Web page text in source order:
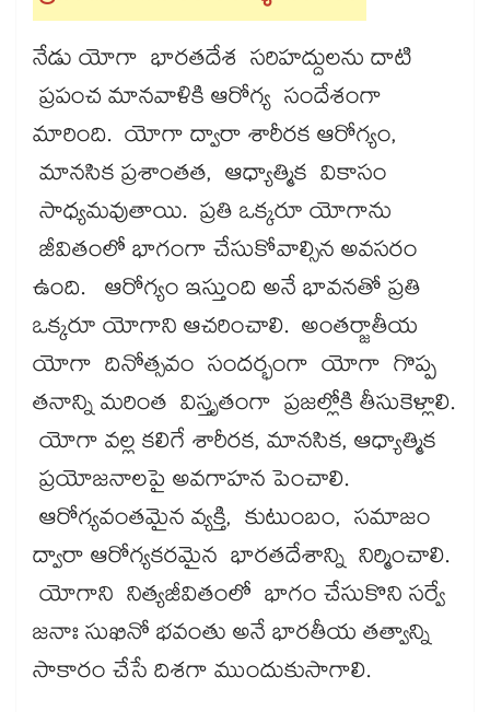
నేడు యోగా భారతదేశ సరిహద్దులను దాటి
ప్రపంచ మానవాళికి ఆరోగ్య సందేశంగా
మారింది. యోగా ద్వారా శారీరక ఆరోగ్యం,
మానసిక ప్రశాంతత, ఆధ్యాత్మిక వికాసం
సాధ్యమవుతాయి. ప్రతి ఒక్కరూ యోగాను
జీవితంలో భాగంగా చేసుకోవాల్సిన అవసరం
ఉంది. ఆరోగ్యం ఇస్తుంది అనే భావనతో ప్రతి
ఒక్కరూ యోగాని ఆచరించాలి. అంతర్జాతీయ
యోగా దినోత్సవం సందర్భంగా యోగా గొప్ప
తనాన్ని మరింత విస్తృతంగా ప్రజల్లోకి తీసుకెళ్లాలి.
యోగా వల్ల కలిగే శారీరక, మానసిక, ఆధ్యాత్మిక
ప్రయోజనాలపై అవగాహన పెంచాలి.
ఆరోగ్యవంతమైన వ్యక్తి, కుటుంబం, సమాజం
ద్వారా ఆరోగ్యకరమైన భారతదేశాన్ని నిర్మించాలి.
యోగాని నిత్యజీవితంలో భాగం చేసుకొని సర్వే
జనాః సుఖినో భవంతు అనే భారతీయ తత్వాన్ని
సాకారం చేసే దిశగా ముందుకుసాగాలి.